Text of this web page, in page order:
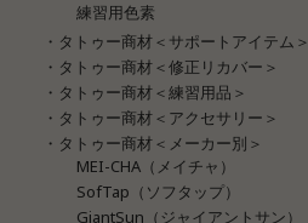
練習用色素
・タトゥー商材＜サポートアイテム＞
・タトゥー商材＜修正リカバー＞
・タトゥー商材＜練習用品＞
・タトゥー商材＜アクセサリー＞
・タトゥー商材＜メーカー別＞
MEI-CHA（メイチャ）
SofTap（ソフタップ）
GiantSun（ジャイアントサン）